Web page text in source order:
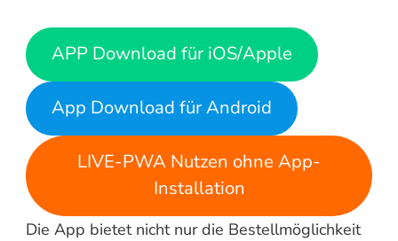
APP Download für iOS/Apple
App Download für Android
LIVE-PWA Nutzen ohne App-
Installation
Die App bietet nicht nur die Bestellmöglichkeit